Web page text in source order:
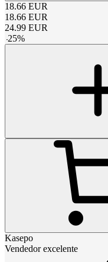
18.66 EUR
18.66 EUR
24.99 EUR
-25%
Kasepo
Vendedor excelente